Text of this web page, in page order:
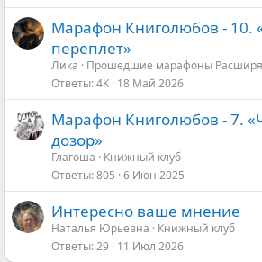
Марафон Книголюбов - 10.
переплет»
Ликa
Прошедшие марафоны
Ответы 4K 18 Май 2026
Марафон Книголюбов - 7.
дозор»
Глагоша
Книжный клуб
Ответы 805 6 Июн 2025
Интересно ваше мнение
Наталья Юрьевна
Книжный клуб
Ответы 29 11 Июл 2026